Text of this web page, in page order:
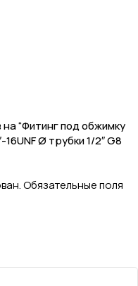
“Фитинг под обжимку
Ø трубки 1/2″ G8
Обязательные поля